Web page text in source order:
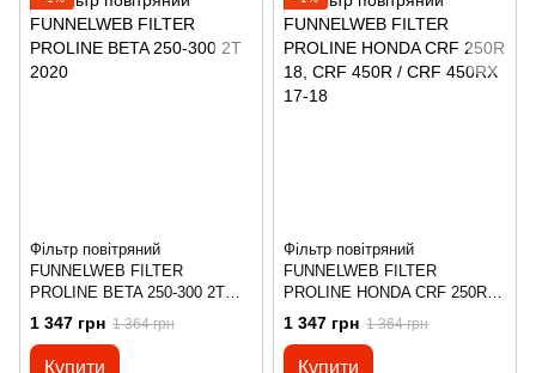
Фільтр повітряний
FUNNELWEB FILTER
PROLINE BETA 250-300 2T
2020
1 347 грн 1 364 грн
Купити
Фільтр повітряний
FUNNELWEB FILTER
PROLINE HONDA CRF 250R
18, CRF 450R / CRF 450RX 17-
1 347 грн 1 364 грн
Купити